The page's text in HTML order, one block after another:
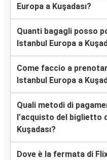
Europa a Kuşadası?
Quanti bagagli posso
Istanbul Europa a
Come faccio a
Istanbul Europa a
Quali metodi di
l’acquisto del biglietto
Kuşadası?
Dove è la fermata di